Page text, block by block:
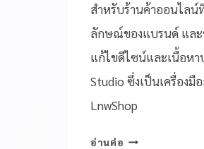
สำหรับร้านค้าออนไลน์
ลักษณ์ของแบรนด์ และ
แก้ไขดีไซน์และเนื้อหา
Studio ซึ่งเป็นเครื่อง
LnwShop
อ่านต่อ